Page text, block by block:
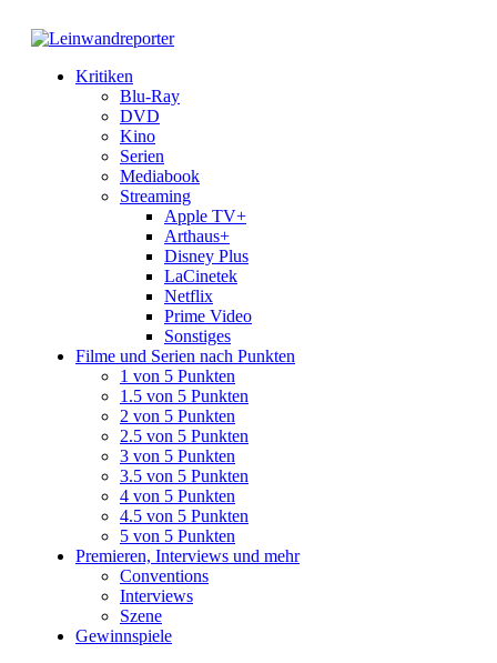
Kritiken
Blu-Ray
DVD
Kino
Serien
Mediabook
Streaming
Apple TV+
Arthaus+
Disney Plus
LaCinetek
Netflix
Prime Video
Sonstiges
Filme und Serien nach Punkten
1 von 5 Punkten
1.5 von 5 Punkten
2 von 5 Punkten
2.5 von 5 Punkten
3 von 5 Punkten
3.5 von 5 Punkten
4 von 5 Punkten
4.5 von 5 Punkten
5 von 5 Punkten
Premieren, Interviews und mehr
Conventions
Interviews
Szene
Gewinnspiele